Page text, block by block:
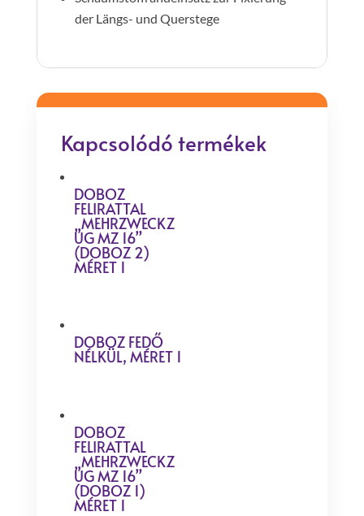
der Längs- und Querstege
Kapcsolódó termékek
DOBOZ
FELIRATTAL
„MEHRZWECKZ
UG MZ 16”
(DOBOZ 2)
MÉRET 1
DOBOZ FEDŐ
NÉLKÜL, MÉRET 1
DOBOZ
FELIRATTAL
„MEHRZWECKZ
UG MZ 16”
(DOBOZ 1)
MÉRET 1